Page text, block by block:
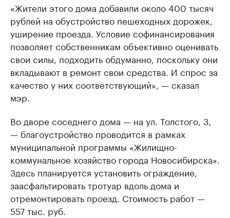
«Жители этого дома добавили около 400 тысяч
рублей на обустройство пешеходных дорожек,
уширение проезда. Условие софинансирования
позволяет собственникам объективно оценивать
свои силы, подходить обдуманно, поскольку они
вкладывают в ремонт свои средства. И спрос за
качество у них соответствующий», — сказал
мэр.
Во дворе соседнего дома — на ул. Толстого, 3,
— благоустройство проводится в рамках
муниципальной программы «Жилищно-
коммунальное хозяйство города Новосибирска».
Здесь планируется установить ограждение,
заасфальтировать тротуар вдоль дома и
отремонтировать проезд. Стоимость работ —
557 тыс. руб.